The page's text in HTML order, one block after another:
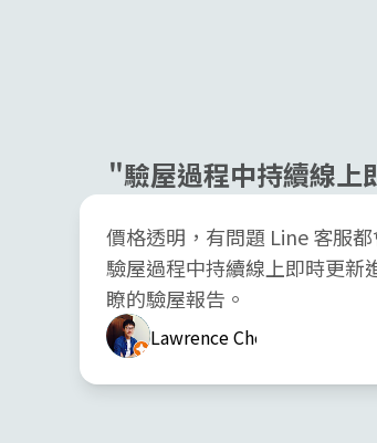
"驗屋過程中持續線上
價格透明，有問題 Line 客服都
驗屋過程中持續線上即時更新
瞭的驗屋報告。
Lawrence Chou